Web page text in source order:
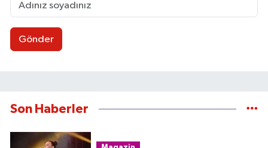
Gönder
Son Haberler